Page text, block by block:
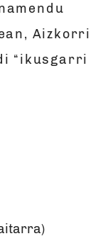
Aizkorri
“ikusgarri